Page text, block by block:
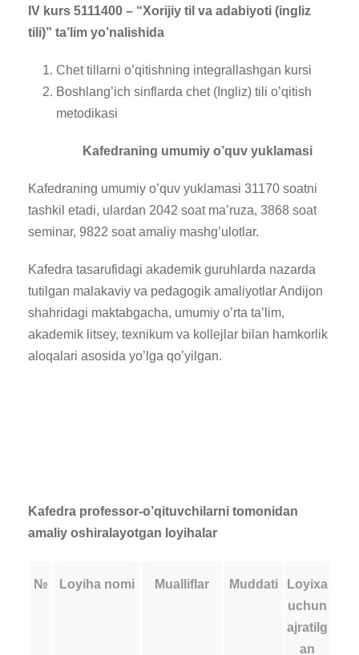
IV kurs 5111400 – “Xorijiy til va adabiyoti (ingliz
tili)” ta’lim yo’nalishida
Chet tillarni o’qitishning integrallashgan kursi
Boshlang’ich sinflarda chet (Ingliz) tili o’qitish
metodikasi
Kafedraning umumiy o’quv yuklamasi
Kafedraning umumiy o’quv yuklamasi 31170 soatni
tashkil etadi, ulardan 2042 soat ma’ruza, 3868 soat
seminar, 9822 soat amaliy mashg’ulotlar.
Kafedra tasarufidagi akademik guruhlarda nazarda
tutilgan malakaviy va pedagogik amaliyotlar Andijon
shahridagi maktabgacha, umumiy o’rta ta’lim,
akademik litsey, texnikum va kollejlar bilan hamkorlik
aloqalari asosida yo’lga qo’yilgan.
Kafedra professor-o’qituvchilarni tomonidan
amaliy oshiralayotgan loyihalar
№ Loyiha nomi Mualliflar Muddati
Loyixa
uchun
ajratilg
an